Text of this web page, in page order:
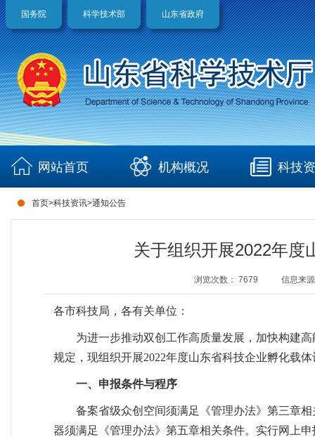
国务院 科学技术部 山东省政府
网站首页 机构概况 科技
首页>科技资讯>通知公告
关于组织开展2022年度
浏览次数： 7679 信息来
各市科技局，各有关单位：
为进一步推动双创工作高质量发展，加快构建
规定，现组织开展2022年度山东省科技企业孵化载
一、申报条件与程序
备案省级众创空间须满足《管理办法》第三章
器须满足《管理办法》第五章相关条件。实行网上申